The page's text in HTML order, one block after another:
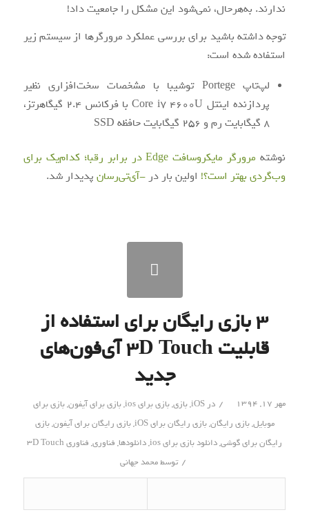
ندارند. به‌هرحال، نمی‌شود این مشکل را جامعیت داد!
توجه داشته باشید برای بررسی عملکرد مرورگرها از سیستم زیر
استفاده شده است:
لپ‌تاپ Portege توشیبا با مشخصات سخت‌افزاری نظیر
پردازنده اینتل Core i7 4600U با فرکانس 2.4 گیگاهرتز،
8 گیگابایت رم و 256 گیگابایت حافظه SSD
نوشته
مرورگر مایکروسافت Edge در برابر رقبا؛ کدام‌یک برای
وب‌گردی بهتر است؟! اولین بار در -آی‌تی‌رسانپدیدار شد.
۳ بازی رایگان برای استفاده از
قابلیت ۳D Touch آی‌فون‌های
جدید
مهر ۱۷, ۱۳۹۴ / درiOS
,بازی,بازی برای ios ,بازی برای آیفون,بازی برای
موبایل,بازی رایگان,بازی رایگان برای iOS ,بازی رایگان برای آیفون,بازی
رایگان برای گوشی,دانلود بازی برای ios ,دانلودها, فناوری, فناوری 3D Touch
/ توسطمحمد جهانی